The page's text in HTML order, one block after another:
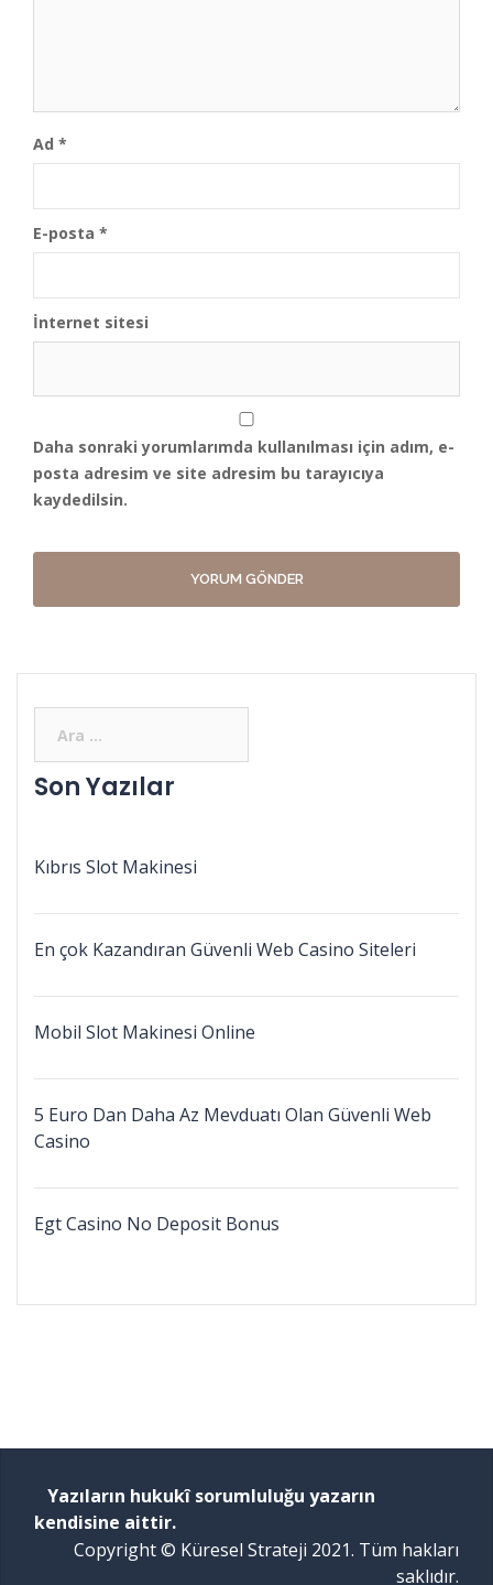
Ad *
E-posta *
İnternet sitesi
Daha sonraki yorumlarımda kullanılması için adım, e-
posta adresim ve site adresim bu tarayıcıya
kaydedilsin.
Son Yazılar
Kıbrıs Slot Makinesi
En çok Kazandıran Güvenli Web Casino Siteleri
Mobil Slot Makinesi Online
5 Euro Dan Daha Az Mevduatı Olan Güvenli Web
Casino
Egt Casino No Deposit Bonus
Yazıların hukukî sorumluluğu yazarın
kendisine aittir.
Copyright © Küresel Strateji 2021. Tüm hakları
saklıdır.